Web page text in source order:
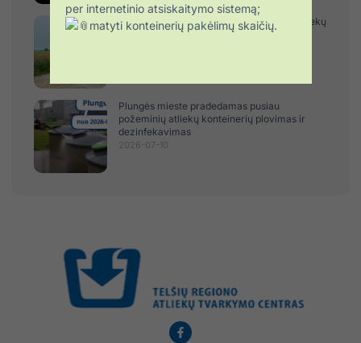
Gyventojų patogumui – 29 nauji žaliųjų atliekų
konteineriai prie Telšių rajono kapinių
Plungės mieste pradedamas pusiau
požeminių atliekų konteinerių plovimas ir
dezinfekavimas
2026-07-10
per internetinio atsiskaitymo sistemą;
matyti konteinerių pakėlimų skaičių.